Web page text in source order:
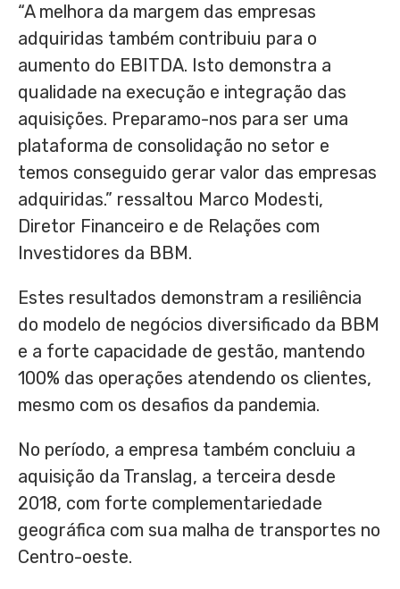
“A melhora da margem das empresas
adquiridas também contribuiu para o
aumento do EBITDA. Isto demonstra a
qualidade na execução e integração das
aquisições. Preparamo-nos para ser uma
plataforma de consolidação no setor e
temos conseguido gerar valor das empresas
adquiridas.” ressaltou Marco Modesti,
Diretor Financeiro e de Relações com
Investidores da BBM.
Estes resultados demonstram a resiliência
do modelo de negócios diversificado da BBM
e a forte capacidade de gestão, mantendo
100% das operações atendendo os clientes,
mesmo com os desafios da pandemia.
No período, a empresa também concluiu a
aquisição da Translag, a terceira desde
2018, com forte complementariedade
geográfica com sua malha de transportes no
Centro-oeste.